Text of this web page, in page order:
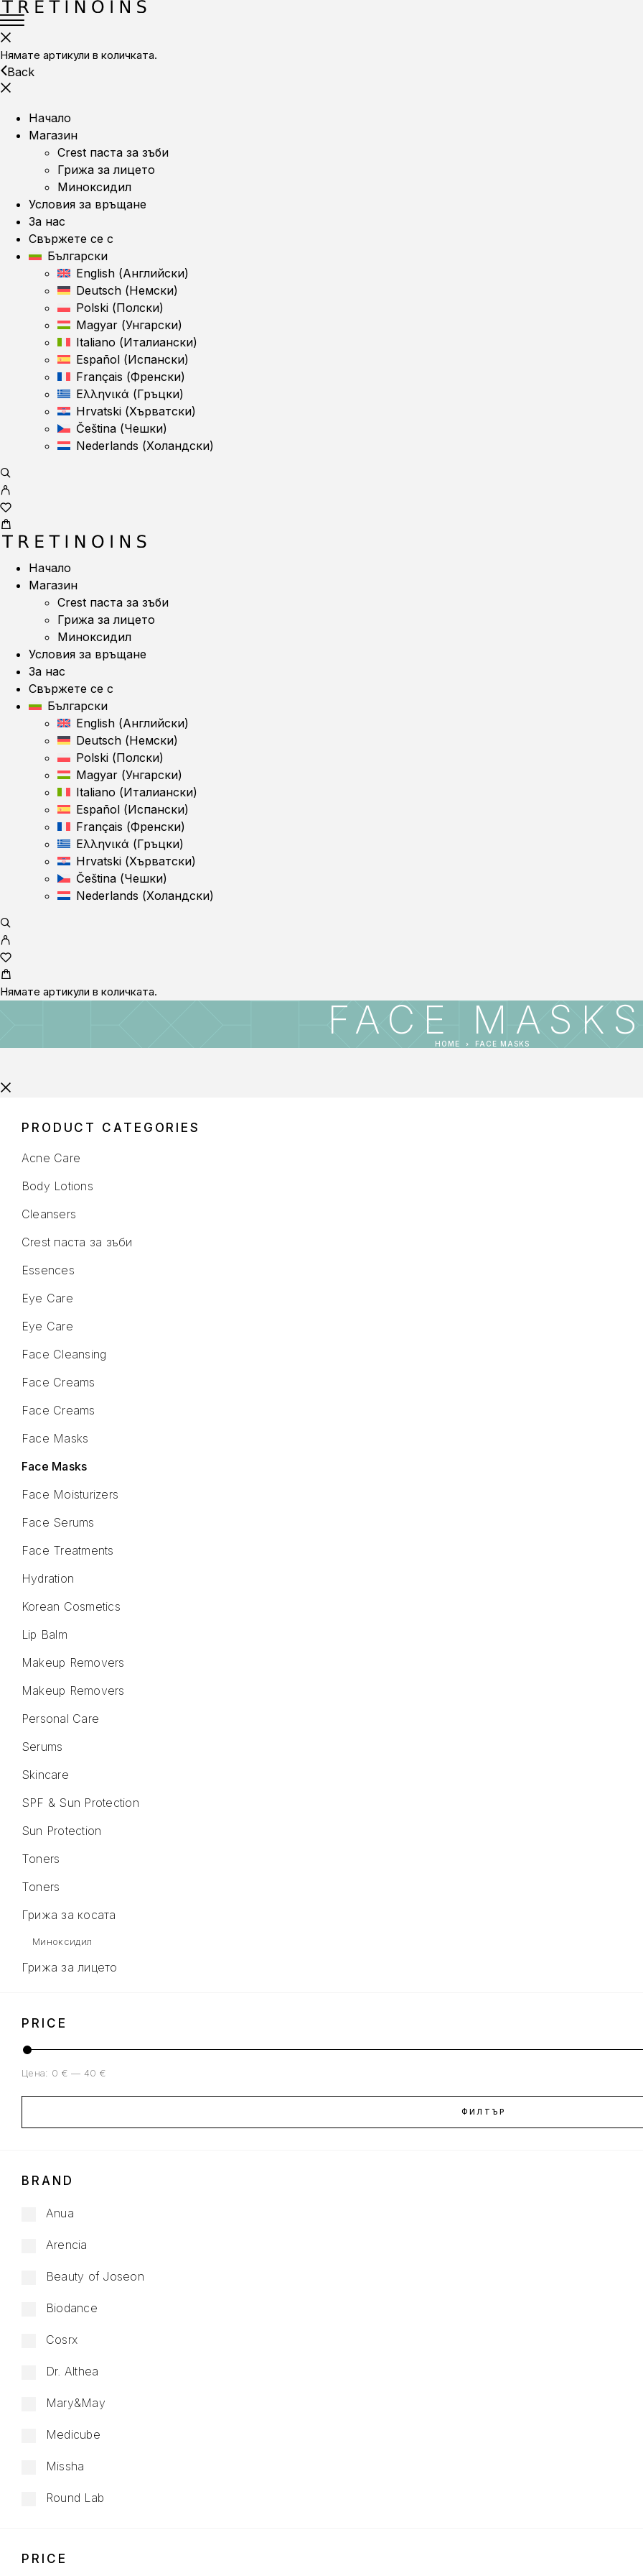
Нямате артикули в количката.
Back
Начало
Магазин
Crest паста за зъби
Грижа за лицето
Миноксидил
Условия за връщане
За нас
Свържете се с
Български
English (Английски)
Deutsch (Немски)
Polski (Полски)
Magyar (Унгарски)
Italiano (Италиански)
Español (Испански)
Français (Френски)
Ελληνικά (Гръцки)
Hrvatski (Хърватски)
Čeština (Чешки)
Nederlands (Холандски)
Начало
Магазин
Crest паста за зъби
Грижа за лицето
Миноксидил
Условия за връщане
За нас
Свържете се с
Български
English (Английски)
Deutsch (Немски)
Polski (Полски)
Magyar (Унгарски)
Italiano (Италиански)
Español (Испански)
Français (Френски)
Ελληνικά (Гръцки)
Hrvatski (Хърватски)
Čeština (Чешки)
Nederlands (Холандски)
Нямате артикули в количката.
FACE
HOME FACE MASKS
PRODUCT CATEGORIES
Acne Care
Body Lotions
Cleansers
Crest паста за зъби
Essences
Eye Care
Eye Care
Face Cleansing
Face Creams
Face Creams
Face Masks
Face Masks
Face Moisturizers
Face Serums
Face Treatments
Hydration
Korean Cosmetics
Lip Balm
Makeup Removers
Makeup Removers
Personal Care
Serums
Skincare
SPF & Sun Protection
Sun Protection
Toners
Toners
Грижа за косата
Миноксидил
Грижа за лицето
PRICE
ФИЛТЪР
Цена: 0 € — 40 €
BRAND
Anua
Arencia
Beauty of Joseon
Biodance
Cosrx
Dr. Althea
Mary&May
Medicube
Missha
Round Lab
PRICE